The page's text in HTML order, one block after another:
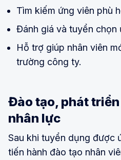
Tìm kiếm ứng viên phù
Đánh giá và tuyển chọn
Hỗ trợ giúp nhân viên
trường công ty.
Đào tạo, phát
nhân lực
Sau khi tuyển dụng được
tiến hành đào tạo nhân